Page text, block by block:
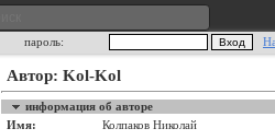
пароль:
Автор: Kol-Kol
информация об авторе
Имя:
Колпаков Николай